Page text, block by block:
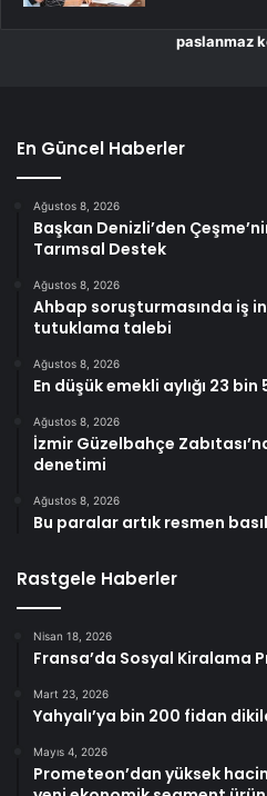
paslanmaz
En Güncel Haberler
Ağustos 8, 2026
Başkan Denizli’den
Tarımsal Destek
Ağustos 8, 2026
Ahbap soruşturmasında iş
tutuklama talebi
Ağustos 8, 2026
En düşük emekli aylığı 23
Ağustos 8, 2026
İzmir Güzelbahçe
denetimi
Ağustos 8, 2026
Bu paralar artık resmen
Rastgele Haberler
Nisan 18, 2026
Fransa’da Sosyal Kiralama
Mart 23, 2026
Yahyalı’ya bin 200 fidan
Mayıs 4, 2026
Prometeon’dan yüksek